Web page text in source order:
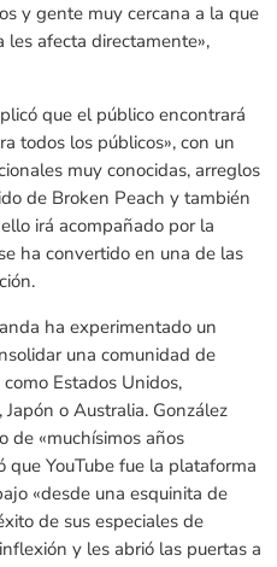
y gente muy cercana a la que
les afecta directamente»,
que el público encontrará
todos los públicos», con un
muy conocidas, arreglos
de Broken Peach y también
irá acompañado por la
ha convertido en una de las
ha experimentado un
una comunidad de
Estados Unidos,
o Australia. González
de «muchísimos años
YouTube fue la plataforma
«desde una esquinita de
de sus especiales de
y les abrió las puertas a